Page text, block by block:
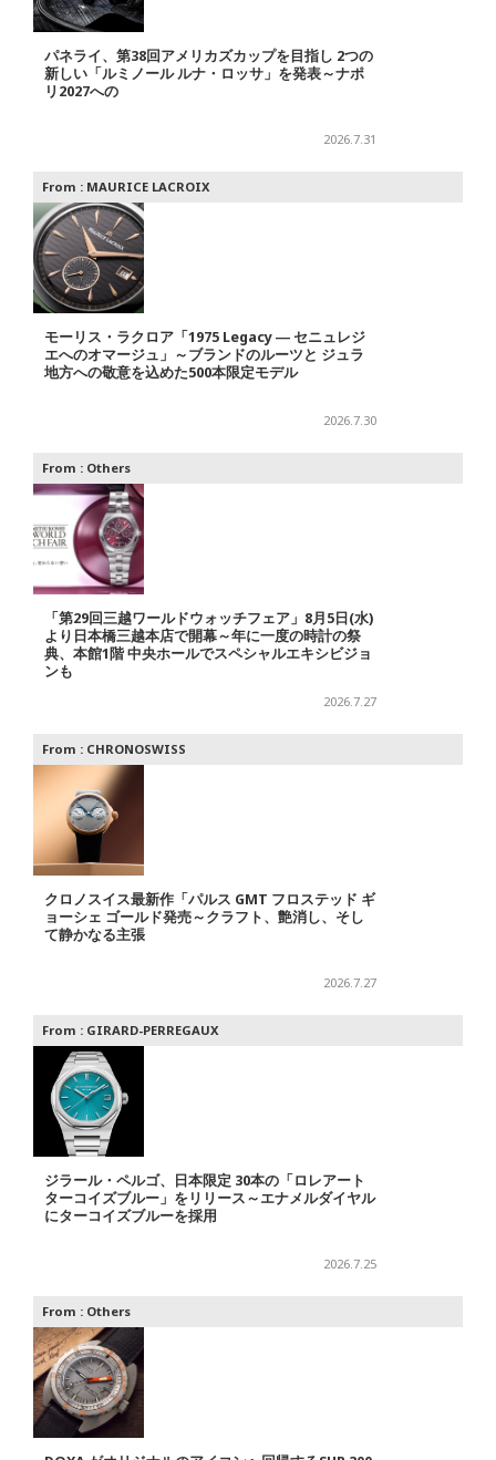
パネライ、第38回アメリカズカップを目指し 2つの
新しい「ルミノール ルナ・ロッサ」を発表～ナポ
リ2027への
2026.7.31
From : MAURICE LACROIX
モーリス・ラクロア「1975 Legacy ― セニュレジ
エへのオマージュ」～ブランドのルーツと ジュラ
地方への敬意を込めた500本限定モデル
2026.7.30
From : Others
「第29回三越ワールドウォッチフェア」8月5日(水)
より日本橋三越本店で開幕～年に一度の時計の祭
典、本館1階 中央ホールでスペシャルエキシビジョ
ンも
2026.7.27
From : CHRONOSWISS
クロノスイス最新作「パルス GMT フロステッド ギ
ョーシェ ゴールド発売～クラフト、艶消し、そし
て静かなる主張
2026.7.27
From : GIRARD-PERREGAUX
ジラール・ペルゴ、日本限定 30本の「ロレアート
ターコイズブルー」をリリース～エナメルダイヤル
にターコイズブルーを採用
2026.7.25
From : Others